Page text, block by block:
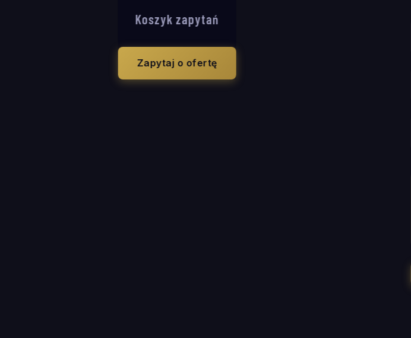
Koszyk zapytań
Zapytaj o ofertę